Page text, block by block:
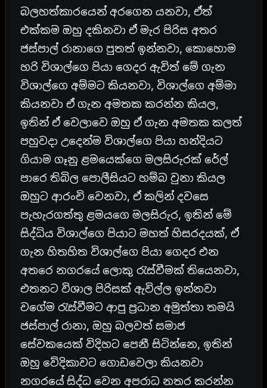
බලහත්කාරයෙන් අරගෙන යනවා, ඒත්
එක්කම ඔහු දකිනවා ඒ මැර පිරිස අතර
ජස්පාල් රානාගෙ පුතත් ඉන්නවා, කොහොම
හරි විශාල්ගෙ පියා ගෙදර ඇවිත් මේ ගැන
විශාල්ගෙ අම්මට කියනවා, විශාල්ගෙ අම්මා
කියනවා ඒ ගැන අමතක කරන්න කියල,
ඉතින් ඒ වෙලාවෙ ඔහු ඒ ගැන අමතක කලත්
පහුවදා උදෙන්ම විශාල්ගෙ පියා හන්දියට
ගියාම ගෑනු ළමයෙක්ගෙ මලසිරුරක් රේල්
පාරෙ තිබිල පොලීසියට හම්බ වුනා කියල
ඔහුට ආරංචි වෙනවා, ඒ කලින් දවසෙ
පැහැරගත්තු ළමයගෙ මලසිරුර, ඉතින් මේ
සිද්ධිය විශාල්ගෙ පියාට මහත් හිසරදයක්, ඒ
ගැන හිතහිත විශාල්ගෙ පියා ගෙදර එන
අතරෙ නගරයේ ලොකු රැස්වීමක් තියෙනවා,
එතනට විශාල පිරිසක් ඇවිල්ල ඉන්නවා
වගේම රැස්වීමට ආපු ප්‍රධාන අමුත්තා තමයි
ජස්පාල් රානා, ඔහු බලවත් සමාජ
සේවකයෙක් විදිහට පෙනී සිටින්නෙ, ඉතින්
ඔහු වේදිකාවට ගොඩවෙලා කියනවා
නගරයේ සිද්ධ වෙන අපරාධ නතර කරන්න